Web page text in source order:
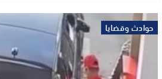
حوادث وقضايا